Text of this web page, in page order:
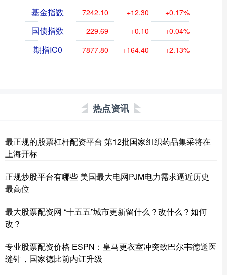
基金指数 7242.10 +12.30 +0.17%
国债指数 229.69 +0.10 +0.04%
期指IC0 7877.80 +164.40 +2.13%
热点资讯
最正规的股票杠杆配资平台 第12批国家组织药品集采将在
上海开标
正规炒股平台有哪些 美国最大电网PJM电力需求逼近历史
最高位
最大股票配资网 “十五五”城市更新留什么？改什么？如何
改？
专业股票配资价格 ESPN：皇马更衣室冲突致巴尔韦德送医
缝针，国家德比前内讧升级